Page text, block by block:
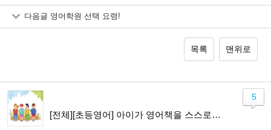
다음글 영어학원 선택 요령!
목록 맨위로
[전체][초등영어] 아이가 영어책을 스스로 읽기까지
5